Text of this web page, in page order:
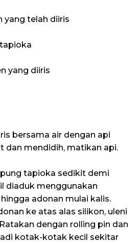
yang telah diiris
yang diiris
bersama air dengan api
dan mendidih, matikan api.
tapioka sedikit demi
diaduk menggunakan
adonan mulai kalis.
ke atas alas silikon, uleni
dengan rolling pin dan
kotak-kotak kecil sekitar